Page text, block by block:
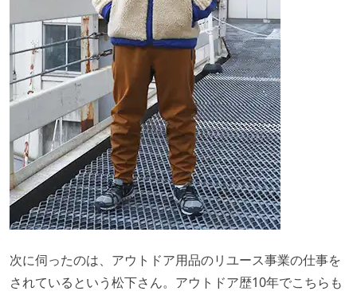
次に伺ったのは、アウトドア用品のリユース事業の仕事を
されているという松下さん。アウトドア歴10年でこちらも